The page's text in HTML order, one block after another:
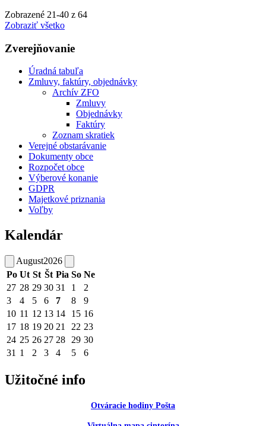
Zobrazené 21-40 z 64
Zobraziť všetko
Zverejňovanie
Úradná tabuľa
Zmluvy, faktúry, objednávky
Archív ZFO
Zmluvy
Objednávky
Faktúry
Zoznam skratiek
Verejné obstarávanie
Dokumenty obce
Rozpočet obce
Výberové konanie
GDPR
Majetkové priznania
Voľby
Kalendár
August2026
Po Ut St Št Pia So Ne
27 28 29 30 31 1
2
3
4 5 6 7 8
9
10 11 12 13 14 15 16
17 18 19 20 21 22 23
24 25 26 27 28 29 30
31 1 2 3 4 5 6
Užitočné info
Otváracie hodiny Pošta